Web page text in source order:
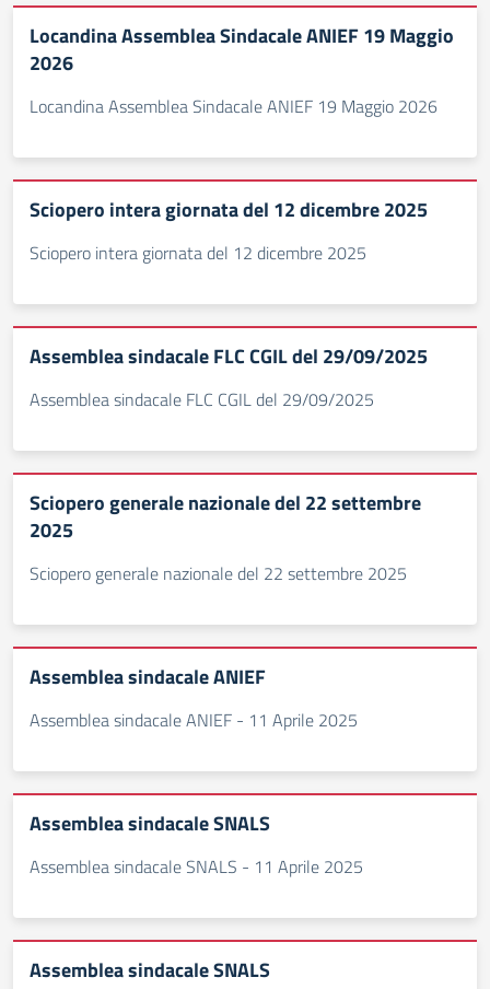
Locandina Assemblea Sindacale ANIEF 19 Maggio
2026
Locandina Assemblea Sindacale ANIEF 19 Maggio 2026
Sciopero intera giornata del 12 dicembre 2025
Sciopero intera giornata del 12 dicembre 2025
Assemblea sindacale FLC CGIL del 29/09/2025
Assemblea sindacale FLC CGIL del 29/09/2025
Sciopero generale nazionale del 22 settembre
2025
Sciopero generale nazionale del 22 settembre 2025
Assemblea sindacale ANIEF
Assemblea sindacale ANIEF - 11 Aprile 2025
Assemblea sindacale SNALS
Assemblea sindacale SNALS - 11 Aprile 2025
Assemblea sindacale SNALS